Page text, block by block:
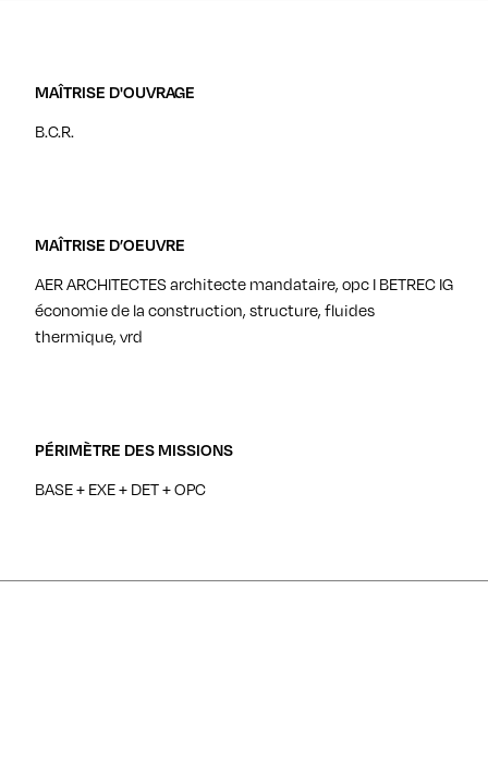
MAÎTRISE D'OUVRAGE
B.C.R.
MAÎTRISE D’OEUVRE
AER ARCHITECTES architecte mandataire, opc I BETREC IG
économie de la construction, structure, fluides
thermique, vrd
PÉRIMÈTRE DES MISSIONS
BASE + EXE + DET + OPC